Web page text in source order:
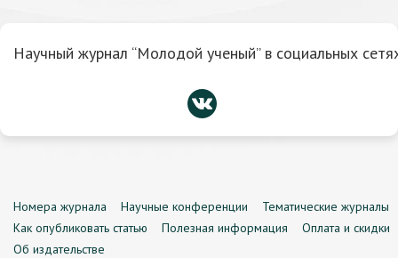
Научный журнал “Молодой ученый” в социальных
Номера журнала Научные конференции
Тематические журналы
Как опубликовать статью
Полезная информация
Оплата и скидки
Об издательстве